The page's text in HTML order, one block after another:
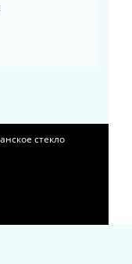
стекло